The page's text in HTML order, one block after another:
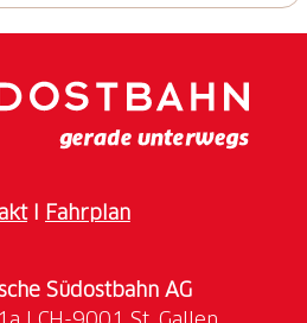
I Fahrplan
Südostbahn AG